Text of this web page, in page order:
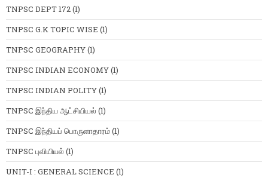
TNPSC DEPT 172(1)
TNPSC G.K TOPIC WISE (1)
TNPSC GEOGRAPHY(1)
TNPSC INDIAN ECONOMY(1)
TNPSC INDIAN POLITY(1)
TNPSC இந்திய ஆட்சியியல் (1)
TNPSC இந்தியப் பொருளாதாரம்(1)
TNPSC புவியியல் (1)
UNIT-I : GENERAL SCIENCE (1)